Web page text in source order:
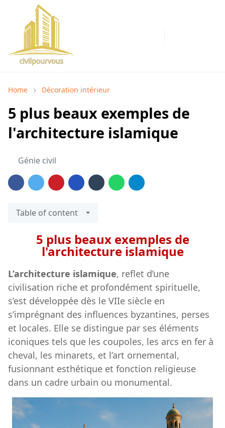
Home Décoration intérieur
5 plus beaux exemples de
l'architecture islamique
Génie civil
Table of content
5 plus beaux exemples de
l'architecture islamique
L’architecture islamique, reflet d’une
civilisation riche et profondément spirituelle,
s’est développée dès le VIIe siècle en
s’imprégnant des influences byzantines, perses
et locales. Elle se distingue par ses éléments
iconiques tels que les coupoles, les arcs en fer à
cheval, les minarets, et l’art ornemental,
fusionnant esthétique et fonction religieuse
dans un cadre urbain ou monumental.